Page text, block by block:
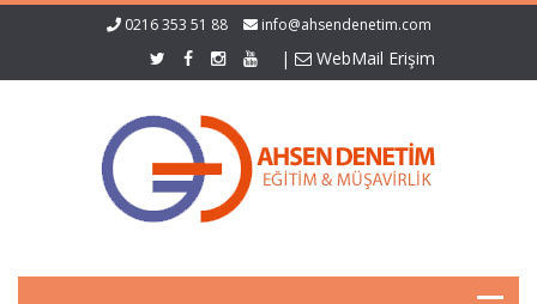
0216 353 51 88 info@ahsendenetim.com
| WebMail Erişim